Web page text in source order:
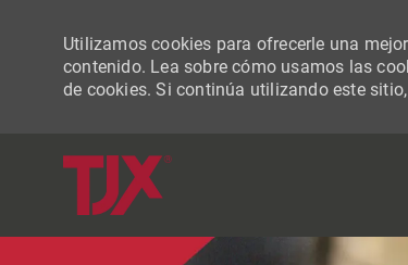
Utilizamos cookies para ofrecerle una
contenido. Lea sobre cómo usamos las
de cookies. Si continúa utilizando este